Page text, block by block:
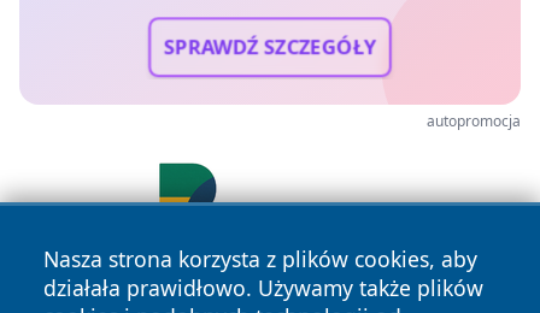
SPRAWDŹ SZCZEGÓŁY
autopromocja
Nasza strona korzysta z plików cookies, aby
działała prawidłowo. Używamy także plików